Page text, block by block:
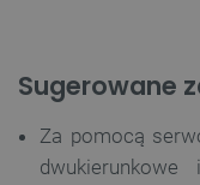
Sugerowane
Za pomocą